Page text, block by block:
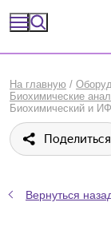
Оборудование,
Расходные
На главную /
Биохимические
Поделиться
Вернуться